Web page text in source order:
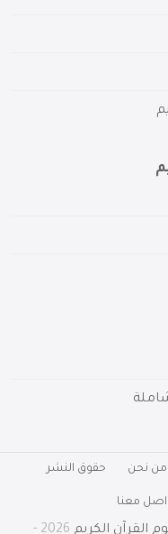
من نحن حقوق النشر
معنا
القرآن الكريم 2026 -